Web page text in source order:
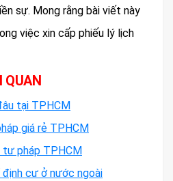
sự. Mong rằng bài viết này
việc xin cấp phiếu lý lịch
QUAN
tại TPHCM
giá rẻ TPHCM
tư pháp TPHCM
cư ở nước ngoài